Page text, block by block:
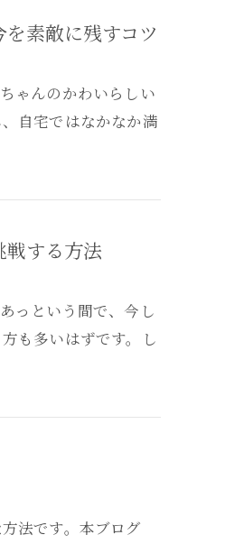
素敵に残すコツ
ゃんのかわいらしい
自宅ではなかなか満
戦する方法
っという間で、今し
も多いはずです。し
法です。本ブログ